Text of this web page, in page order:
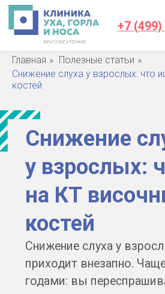
+7 (499) 406-11-50
Главная » Полезные статьи »
Снижение слуха у взрослых: что
костей
у взрослых: что
на КТ височных
костей
Снижение слуха у взрослых редко
приходит внезапно. Чаще оно
годами: вы переспрашиваете,
телевизор громче, а в шумной
обстановке речь сливается в гул.
Такое ухудшение слуха и нарушение
легко не заметить — первым его
У снижения слуха десятки причин: